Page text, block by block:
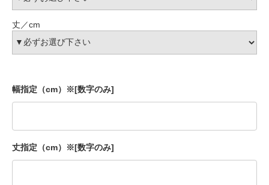
丈／cm
幅指定（cm）※[数字のみ]
丈指定（cm）※[数字のみ]